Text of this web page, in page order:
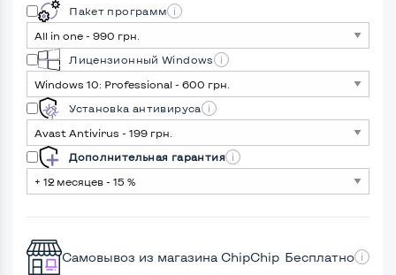
Пакет программ
Лицензионный Windows
Установка антивируса
Дополнительная гарантия
Самовывоз из магазина ChipChip Бесплатно